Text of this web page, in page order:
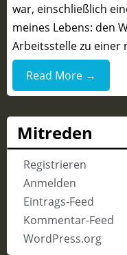
war, einschließlich
meines Lebens: den
Arbeitsstelle zu einer
Read More →
Mitreden
Registrieren
Anmelden
Eintrags-Feed
Kommentar-Feed
WordPress.org